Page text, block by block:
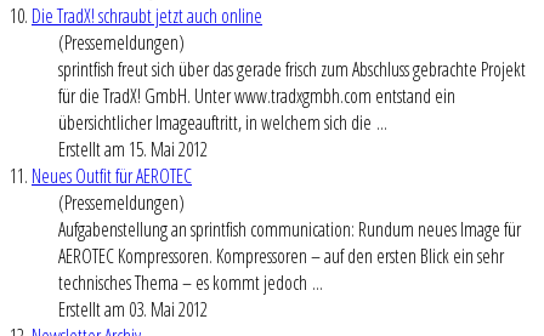
10. Die TradX! schraubt jetzt auch online
(Pressemeldungen)
sprintfish freut sich über das gerade frisch zum Abschluss gebrachte Projekt
für die TradX! GmbH. Unter www.tradxgmbh.com entstand ein
übersichtlicher Imageauftritt, in welchem sich die ...
Erstellt am 15. Mai 2012
11. Neues Outfit für AEROTEC
(Pressemeldungen)
Aufgabenstellung an sprintfish communication: Rundum neues Image für
AEROTEC Kompressoren. Kompressoren – auf den ersten Blick ein sehr
technisches Thema – es kommt jedoch ...
Erstellt am 03. Mai 2012